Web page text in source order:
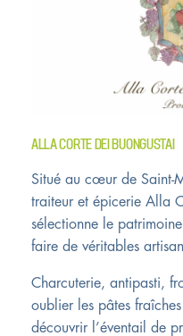
ALLA CORTE DEI BUONGUSTAI
Situé au cœur de Saint-
traiteur et épicerie Alla
sélectionne le
faire de véritables
Charcuterie, antipasti,
oublier les pâtes
découvrir l’éventail de